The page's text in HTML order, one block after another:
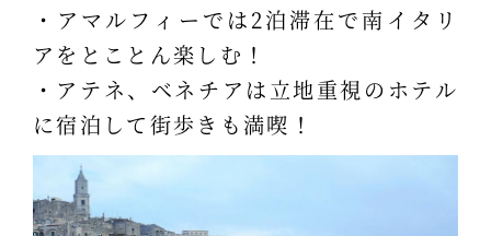
・アマルフィーでは2泊滞在で南イタリ
アをとことん楽しむ！
・アテネ、ベネチアは立地重視のホテル
に宿泊して街歩きも満喫！